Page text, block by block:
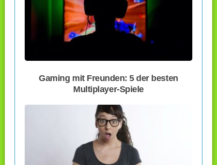
Gaming mit Freunden: 5 der besten
Multiplayer-Spiele